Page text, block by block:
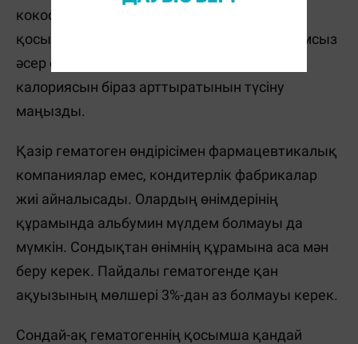
кокос жоңғасымен жасырады. Түрлі
қосымшалар темірдің ағзаға сіңуіне жағымсыз
әсер етуі мүмкін екенін және өнімнің
калориясын біраз арттыратынын түсіну
маңызды.
Қазір гематоген өндірісімен фармацевтикалық
компаниялар емес, кондитерлік фабрикалар
жиі айналысады. Олардың өнімдерінің
құрамында альбумин мүлдем болмауы да
мүмкін. Сондықтан өнімнің құрамына аса мән
беру керек. Пайдалы гематогенде қан
ақуызының мөлшері 3%-дан аз болмауы керек.
Сондай-ақ гематогеннің қосымша қандай